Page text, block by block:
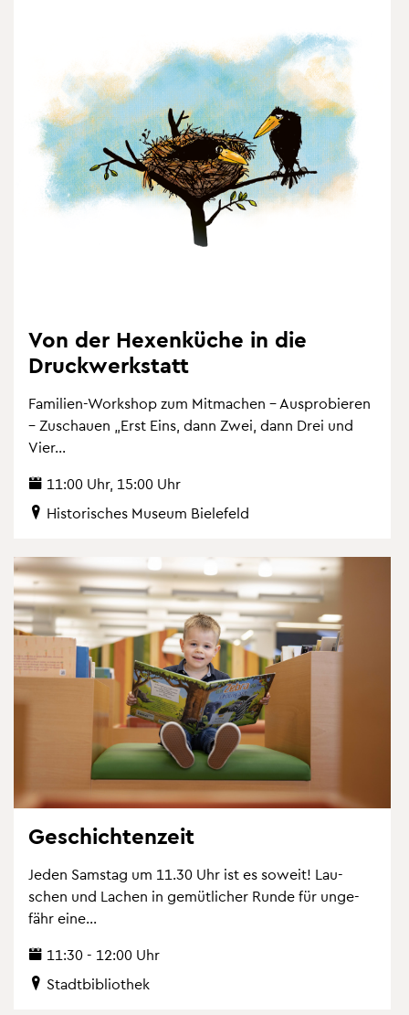
Von der He­xen­kü­che in die
Druck­werk­statt
Fa­mi­li­en-Work­shop zum Mit­ma­chen – Aus­pro­bie­ren
– Zu­schau­en „Erst Eins, dann Zwei, dann Drei und
Vier...
11:00 Uhr, 15:00 Uhr
His­to­ri­sches Mu­se­um Bie­le­feld
Ge­schich­ten­zeit
Jeden Sams­tag um 11.30 Uhr ist es so­weit! Lau­
schen und La­chen in ge­müt­li­cher Runde für un­ge­
fähr eine...
11:30 - 12:00 Uhr
Stadt­bi­blio­thek